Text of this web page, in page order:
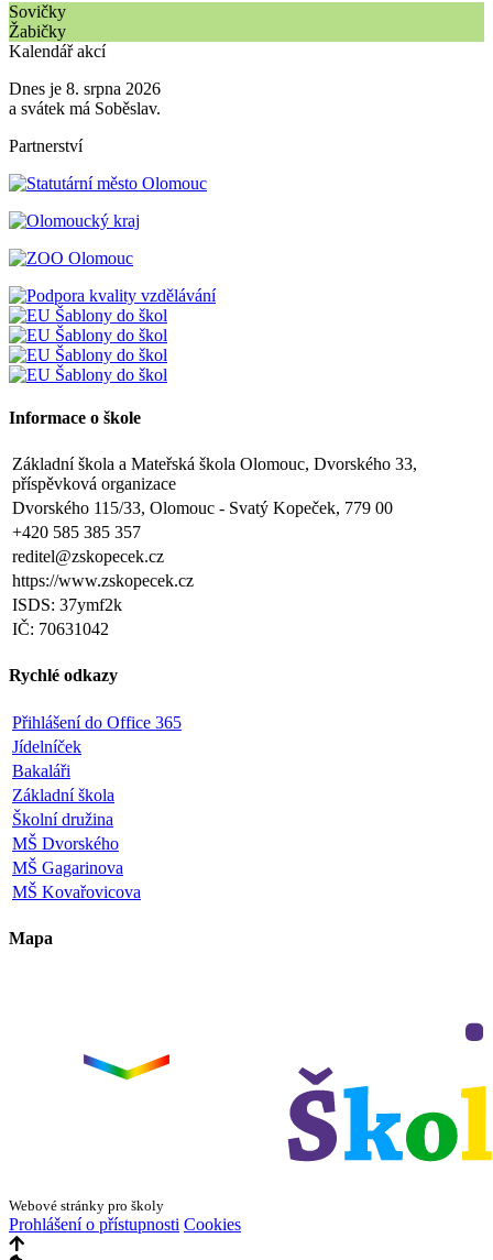
Sovičky
Žabičky
Kalendář akcí
Dnes je 8. srpna 2026
a svátek má Soběslav.
Partnerství
Informace o škole
Základní škola a Mateřská škola Olomouc, Dvorského 33,
příspěvková organizace
Dvorského 115/33, Olomouc - Svatý Kopeček, 779 00
+420 585 385 357
reditel@zskopecek.cz
https://www.zskopecek.cz
ISDS: 37ymf2k
IČ: 70631042
Rychlé odkazy
Přihlášení do Office 365
Jídelníček
Bakaláři
Základní škola
Školní družina
MŠ Dvorského
MŠ Gagarinova
MŠ Kovařovicova
Mapa
Webové stránky pro školy
Prohlášení o přístupnosti Cookies